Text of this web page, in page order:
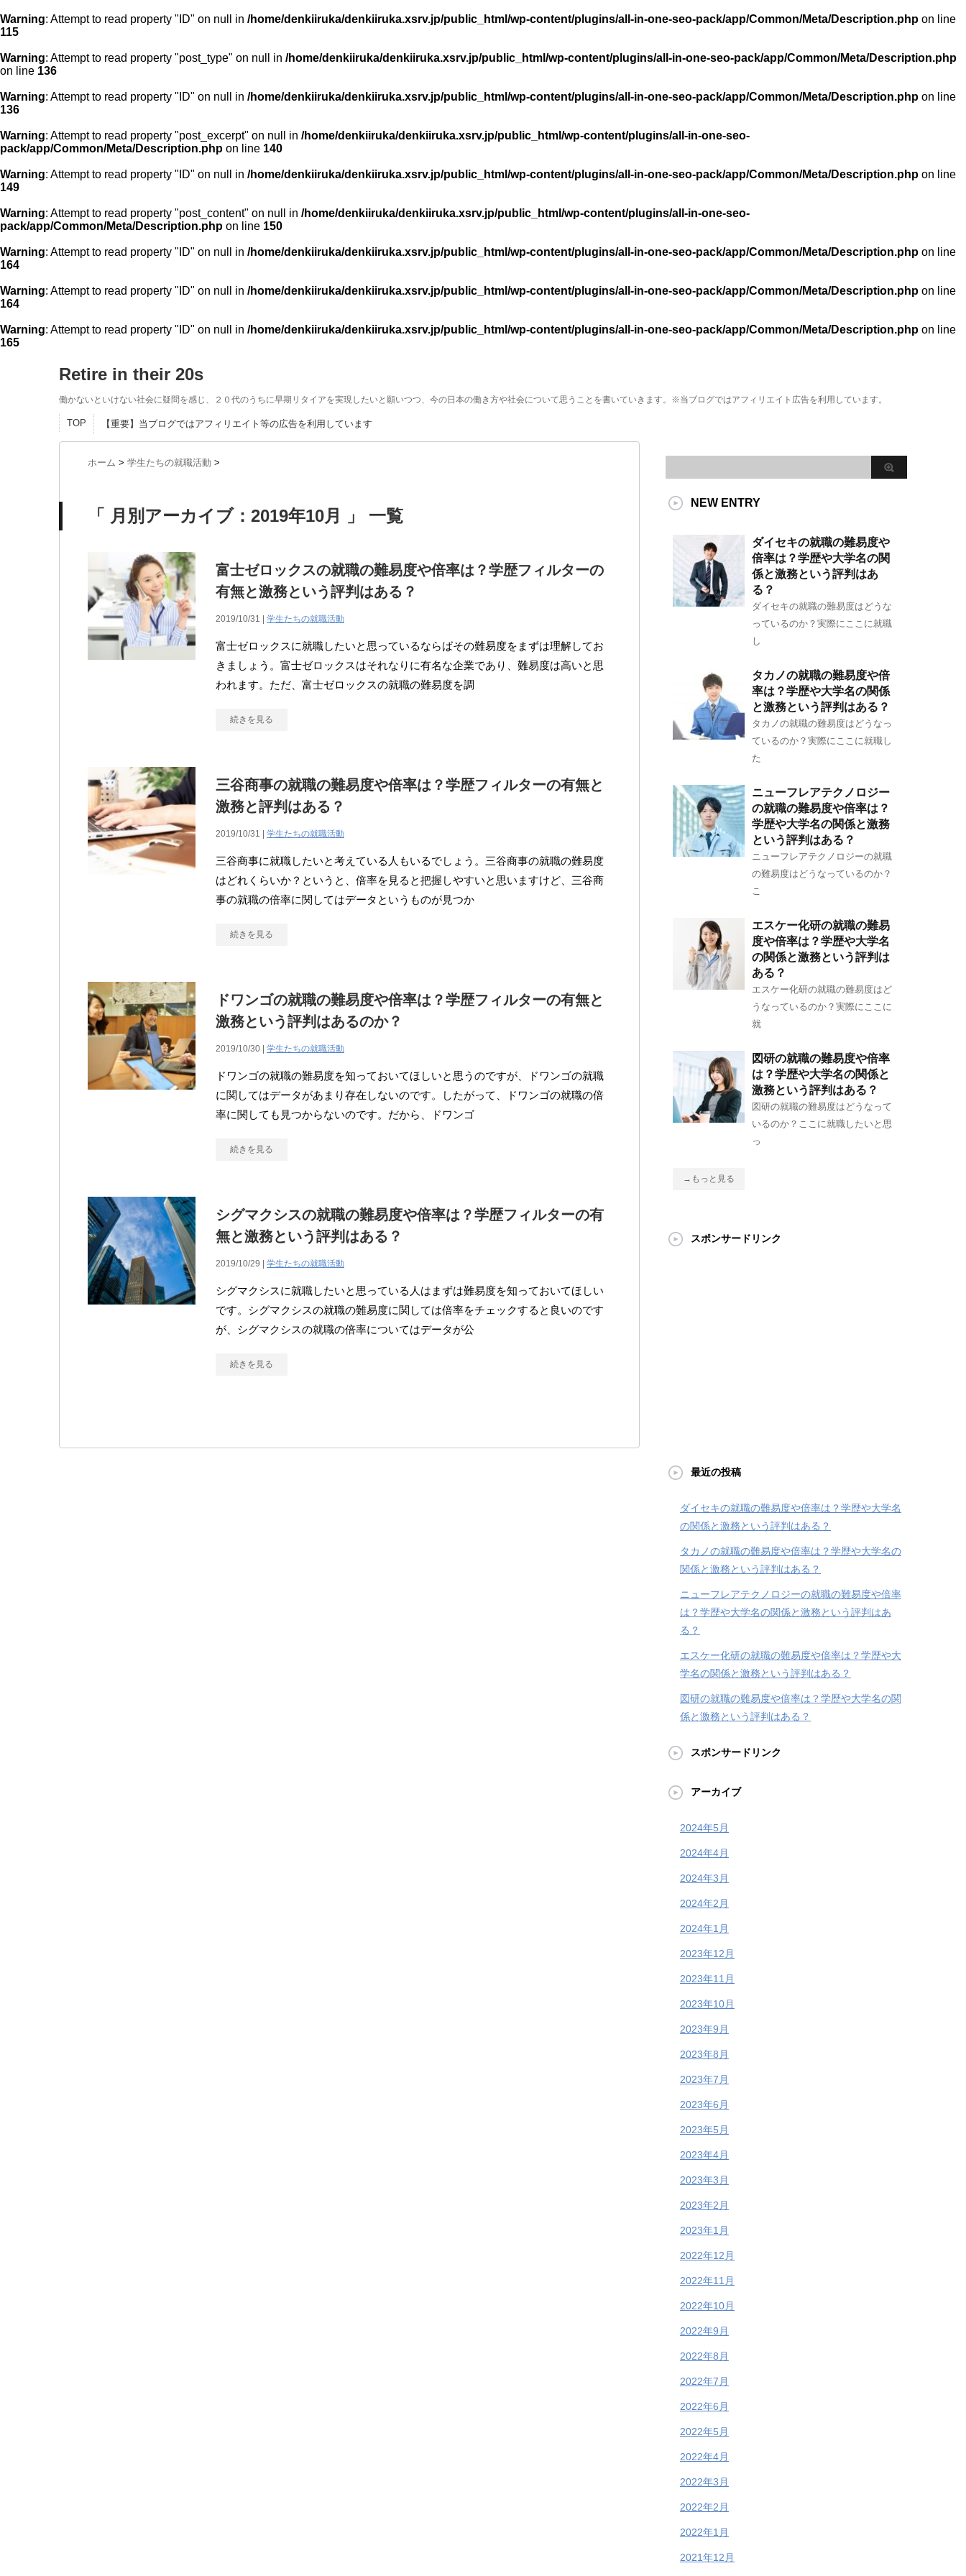
Warning: Attempt to read property "ID" on null in /home/denkiiruka/denkiiruka.xsrv.jp/public_html/wp-content/plugins/all-in-one-seo-pack/app/Common/Meta/Description.php on line
115
Warning: Attempt to read property "post_type" on null in /home/denkiiruka/denkiiruka.xsrv.jp/public_html/wp-content/plugins/all-in-one-seo-pack/app/Common/Meta/Description.php
on line 136
Warning: Attempt to read property "ID" on null in /home/denkiiruka/denkiiruka.xsrv.jp/public_html/wp-content/plugins/all-in-one-seo-pack/app/Common/Meta/Description.php on line
136
Warning: Attempt to read property "post_excerpt" on null in /home/denkiiruka/denkiiruka.xsrv.jp/public_html/wp-content/plugins/all-in-one-seo-
pack/app/Common/Meta/Description.php on line 140
Warning: Attempt to read property "ID" on null in /home/denkiiruka/denkiiruka.xsrv.jp/public_html/wp-content/plugins/all-in-one-seo-pack/app/Common/Meta/Description.php on line
149
Warning: Attempt to read property "post_content" on null in /home/denkiiruka/denkiiruka.xsrv.jp/public_html/wp-content/plugins/all-in-one-seo-
pack/app/Common/Meta/Description.php on line 150
Warning: Attempt to read property "ID" on null in /home/denkiiruka/denkiiruka.xsrv.jp/public_html/wp-content/plugins/all-in-one-seo-pack/app/Common/Meta/Description.php on line
164
Warning: Attempt to read property "ID" on null in /home/denkiiruka/denkiiruka.xsrv.jp/public_html/wp-content/plugins/all-in-one-seo-pack/app/Common/Meta/Description.php on line
164
Warning: Attempt to read property "ID" on null in /home/denkiiruka/denkiiruka.xsrv.jp/public_html/wp-content/plugins/all-in-one-seo-pack/app/Common/Meta/Description.php on line
165
Retire in their 20s
働かないといけない社会に疑問を感じ、２０代のうちに早期リタイアを実現したいと願いつつ、今の日本の働き方や社会について思うことを書いていきます。※当ブログではアフィリエイト広告を利用しています。
TOP 【重要】当ブログではアフィリエイト等の広告を利用しています
ホーム > 学生たちの就職活動 >
「 月別アーカイブ：2019年10月 」 一覧
富士ゼロックスの就職の難易度や倍率は？学歴フィルターの
有無と激務という評判はある？
2019/10/31 | 学生たちの就職活動
富士ゼロックスに就職したいと思っているならばその難易度をまずは理解してお
きましょう。富士ゼロックスはそれなりに有名な企業であり、難易度は高いと思
われます。ただ、富士ゼロックスの就職の難易度を調
続きを見る
三谷商事の就職の難易度や倍率は？学歴フィルターの有無と
激務と評判はある？
2019/10/31 | 学生たちの就職活動
三谷商事に就職したいと考えている人もいるでしょう。三谷商事の就職の難易度
はどれくらいか？というと、倍率を見ると把握しやすいと思いますけど、三谷商
事の就職の倍率に関してはデータというものが見つか
続きを見る
ドワンゴの就職の難易度や倍率は？学歴フィルターの有無と
激務という評判はあるのか？
2019/10/30 | 学生たちの就職活動
ドワンゴの就職の難易度を知っておいてほしいと思うのですが、ドワンゴの就職
に関してはデータがあまり存在しないのです。したがって、ドワンゴの就職の倍
率に関しても見つからないのです。だから、ドワンゴ
続きを見る
シグマクシスの就職の難易度や倍率は？学歴フィルターの有
無と激務という評判はある？
2019/10/29 | 学生たちの就職活動
シグマクシスに就職したいと思っている人はまずは難易度を知っておいてほしい
です。シグマクシスの就職の難易度に関しては倍率をチェックすると良いのです
が、シグマクシスの就職の倍率についてはデータが公
続きを見る
NEW ENTRY
ダイセキの就職の難易度や
倍率は？学歴や大学名の関
係と激務という評判はあ
る？
ダイセキの就職の難易度はどうな
っているのか？実際にここに就職
し
タカノの就職の難易度や倍
率は？学歴や大学名の関係
と激務という評判はある？
タカノの就職の難易度はどうなっ
ているのか？実際にここに就職し
た
ニューフレアテクノロジー
の就職の難易度や倍率は？
学歴や大学名の関係と激務
という評判はある？
ニューフレアテクノロジーの就職
の難易度はどうなっているのか？
こ
エスケー化研の就職の難易
度や倍率は？学歴や大学名
の関係と激務という評判は
ある？
エスケー化研の就職の難易度はど
うなっているのか？実際にここに
就
図研の就職の難易度や倍率
は？学歴や大学名の関係と
激務という評判はある？
図研の就職の難易度はどうなって
いるのか？ここに就職したいと思
っ
→もっと見る
スポンサードリンク
最近の投稿
ダイセキの就職の難易度や倍率は？学歴や大学名
の関係と激務という評判はある？
タカノの就職の難易度や倍率は？学歴や大学名の
関係と激務という評判はある？
ニューフレアテクノロジーの就職の難易度や倍率
は？学歴や大学名の関係と激務という評判はあ
る？
エスケー化研の就職の難易度や倍率は？学歴や大
学名の関係と激務という評判はある？
図研の就職の難易度や倍率は？学歴や大学名の関
係と激務という評判はある？
スポンサードリンク
アーカイブ
2024年5月
2024年4月
2024年3月
2024年2月
2024年1月
2023年12月
2023年11月
2023年10月
2023年9月
2023年8月
2023年7月
2023年6月
2023年5月
2023年4月
2023年3月
2023年2月
2023年1月
2022年12月
2022年11月
2022年10月
2022年9月
2022年8月
2022年7月
2022年6月
2022年5月
2022年4月
2022年3月
2022年2月
2022年1月
2021年12月